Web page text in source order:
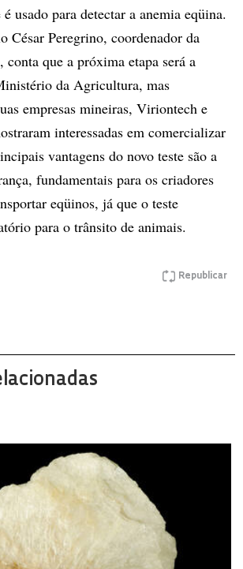
usado para detectar a anemia eqüina.
César Peregrino, coordenador da
conta que a próxima etapa será a
da Agricultura, mas
empresas mineiras, Viriontech e
interessadas em comercializar
vantagens do novo teste são a
fundamentais para os criadores
eqüinos, já que o teste
para o trânsito de animais.
Republicar